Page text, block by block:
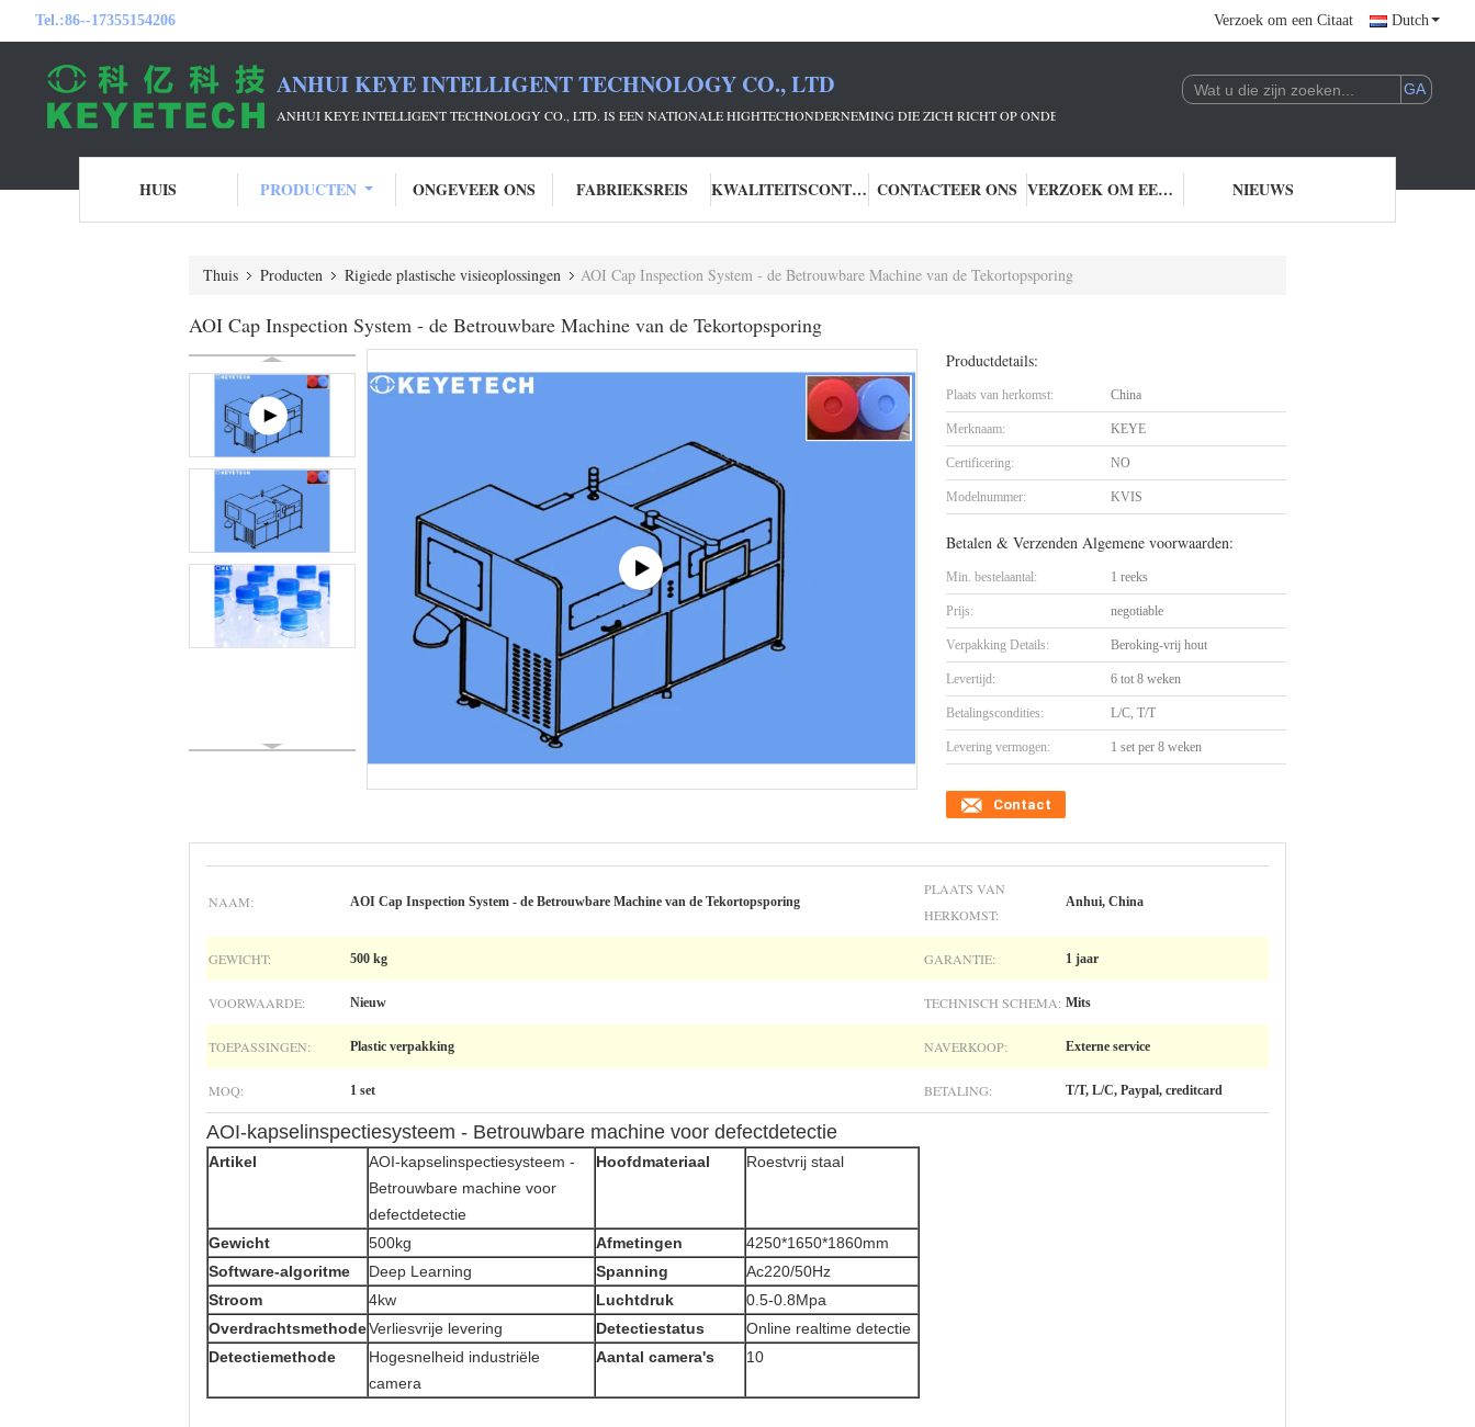
Tel.:86--17355154206 Verzoek om een Citaat Dutch
ANHUI KEYE INTELLIGENT TECHNOLOGY CO., LTD
ANHUI KEYE INTELLIGENT TECHNOLOGY CO., LTD. IS EEN NATIONALE HIGHTECHONDERNEMING DIE ZICH RICHT OP ONDERZOEK EN ONTWIKKELING EN TOEPASSING VAN AI-
HUIS PRODUCTEN ONGEVEER ONS FABRIEKSREIS KWALITEITSCONTROLE CONTACTEER ONS VERZOEK OM EEN CITAAT NIEUWS
Thuis Producten Rigiede plastische visieoplossingen AOI Cap Inspection System - de Betrouwbare Machine van de Tekortopsporing
AOI Cap Inspection System - de Betrouwbare Machine van de Tekortopsporing
Productdetails:
Plaats van herkomst: China
Merknaam: KEYE
Certificering: NO
Modelnummer: KVIS
Betalen & Verzenden Algemene voorwaarden:
Min. bestelaantal: 1 reeks
Prijs: negotiable
Verpakking Details: Beroking-vrij hout
Levertijd: 6 tot 8 weken
Betalingscondities: L/C, T/T
Levering vermogen: 1 set per 8 weken
Contact
NAAM: AOI Cap Inspection System - de Betrouwbare Machine van de Tekortopsporing
PLAATS VAN
HERKOMST:
Anhui, China
GEWICHT: 500 kg GARANTIE: 1 jaar
VOORWAARDE: Nieuw TECHNISCH SCHEMA: Mits
TOEPASSINGEN: Plastic verpakking NAVERKOOP: Externe service
MOQ: 1 set BETALING: T/T, L/C, Paypal, creditcard
AOI-kapselinspectiesysteem - Betrouwbare machine voor defectdetectie
Artikel
AOI-kapselinspectiesysteem -
Betrouwbare machine voor
defectdetectie
Hoofdmateriaal Roestvrij staal
Gewicht 500kg Afmetingen
4250*1650*1860mm
Software-algoritme
Deep Learning Spanning
Ac220/50Hz
Stroom
4kw Luchtdruk
0.5-0.8Mpa
OverdrachtsmethodeVerliesvrije levering Detectiestatus
Online realtime detectie
Detectiemethode
Hogesnelheid industriële
camera
Aantal camera's 10